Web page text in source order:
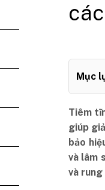
Mục
Tiêm
giúp
bảo
và lâm
và rung